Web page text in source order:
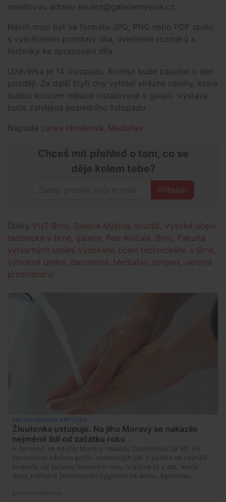
emailovou adresu soutez@galeriemysina.cz.
Návrh musí být ve formátu JPG, PNG nebo PDF spolu
s vysvětlením podstaty díla, uvedením rozměrů a
techniky ke zpracování díla.
Uzávěrka je 14. listopadu. Komise bude zasedat o den
později. Za další čtyři dny vyhlásí vítězné návrhy, které
budou koncem měsíce instalované v galerii. Výstava
bude zahájena posledního listopadu.
Napsala Lenka Horáková Mediafax
Chceš mít přehled o tom, co se
děje kolem tebe?
Přihlásit
Štítky VUT Brno Galerie Myšina soutěž Vysoké učení
technické v Brně galerie Petr Kvíčala Brno
Fakulta
výtvarných umění Vysokého učení technického v Brně
výtvarné umění Barcelona Mediafax projekt veřejné
prostranství